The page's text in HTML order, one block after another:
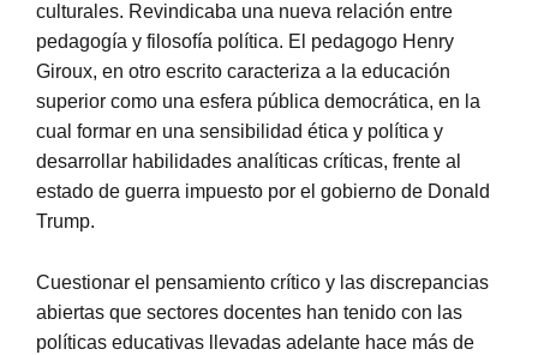
culturales. Revindicaba una nueva relación entre
pedagogía y filosofía política. El pedagogo Henry
Giroux, en otro escrito caracteriza a la educación
superior como una esfera pública democrática, en la
cual formar en una sensibilidad ética y política y
desarrollar habilidades analíticas críticas, frente al
estado de guerra impuesto por el gobierno de Donald
Trump.
Cuestionar el pensamiento crítico y las discrepancias
abiertas que sectores docentes han tenido con las
políticas educativas llevadas adelante hace más de